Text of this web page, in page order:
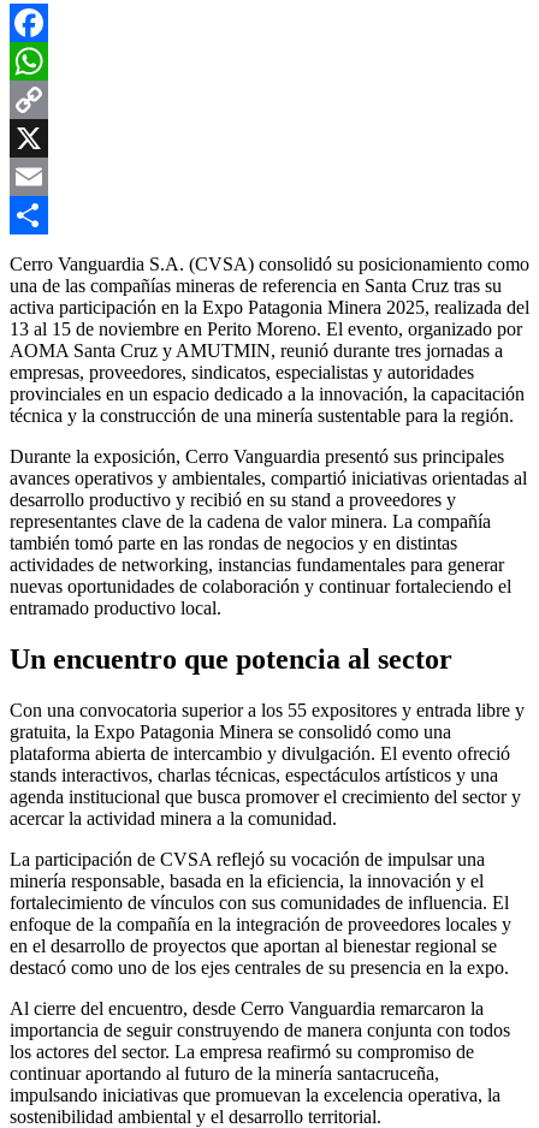
Facebook
WhatsApp
Copy
Link
X
Email
Compartir
Cerro Vanguardia S.A. (CVSA) consolidó su posicionamiento como
una de las compañías mineras de referencia en Santa Cruz tras su
activa participación en la Expo Patagonia Minera 2025, realizada del
13 al 15 de noviembre en Perito Moreno. El evento, organizado por
AOMA Santa Cruz y AMUTMIN, reunió durante tres jornadas a
empresas, proveedores, sindicatos, especialistas y autoridades
provinciales en un espacio dedicado a la innovación, la capacitación
técnica y la construcción de una minería sustentable para la región.
Durante la exposición, Cerro Vanguardia presentó sus principales
avances operativos y ambientales, compartió iniciativas orientadas al
desarrollo productivo y recibió en su stand a proveedores y
representantes clave de la cadena de valor minera. La compañía
también tomó parte en las rondas de negocios y en distintas
actividades de networking, instancias fundamentales para generar
nuevas oportunidades de colaboración y continuar fortaleciendo el
entramado productivo local.
Un encuentro que potencia al sector
Con una convocatoria superior a los 55 expositores y entrada libre y
gratuita, la Expo Patagonia Minera se consolidó como una
plataforma abierta de intercambio y divulgación. El evento ofreció
stands interactivos, charlas técnicas, espectáculos artísticos y una
agenda institucional que busca promover el crecimiento del sector y
acercar la actividad minera a la comunidad.
La participación de CVSA reflejó su vocación de impulsar una
minería responsable, basada en la eficiencia, la innovación y el
fortalecimiento de vínculos con sus comunidades de influencia. El
enfoque de la compañía en la integración de proveedores locales y
en el desarrollo de proyectos que aportan al bienestar regional se
destacó como uno de los ejes centrales de su presencia en la expo.
Al cierre del encuentro, desde Cerro Vanguardia remarcaron la
importancia de seguir construyendo de manera conjunta con todos
los actores del sector. La empresa reafirmó su compromiso de
continuar aportando al futuro de la minería santacruceña,
impulsando iniciativas que promuevan la excelencia operativa, la
sostenibilidad ambiental y el desarrollo territorial.